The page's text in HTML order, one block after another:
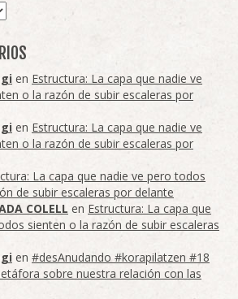
en Estructura: La capa que nadie ve
o la razón de subir escaleras por
en Estructura: La capa que nadie ve
o la razón de subir escaleras por
La capa que nadie ve pero todos
de subir escaleras por delante
COLELL en Estructura: La capa que
sienten o la razón de subir escaleras
en #desAnudando #korapilatzen #18
sobre nuestra relación con las